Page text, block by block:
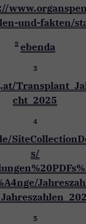
und-fakten/
2 ebenda
3
cht_2025
4
s/
5
nutzbar
sie